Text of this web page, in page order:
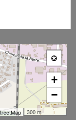
+
−
300 m